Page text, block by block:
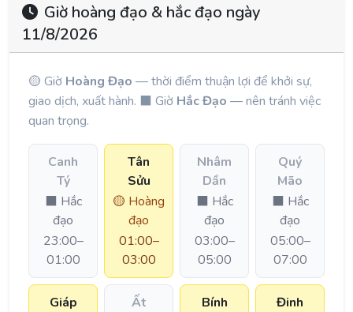
Giờ hoàng đạo & hắc đạo ngày
11/8/2026
🟡 Giờ Hoàng Đạo — thời điểm thuận lợi để khởi sự,
giao dịch, xuất hành. ⬛ Giờ Hắc Đạo — nên tránh việc
quan trọng.
Canh
Tý
⬛ Hắc
đạo
23:00–
01:00
Tân
Sửu
🟡 Hoàng
đạo
01:00–
03:00
Nhâm
Dần
⬛ Hắc
đạo
03:00–
05:00
Quý
Mão
⬛ Hắc
đạo
05:00–
07:00
Giáp
Ất
Bính
Đinh